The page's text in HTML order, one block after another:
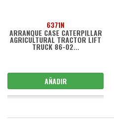
6371N
ARRANQUE CASE CATERPILLAR
AGRICULTURAL TRACTOR LIFT
TRUCK 86-02...
AÑADIR